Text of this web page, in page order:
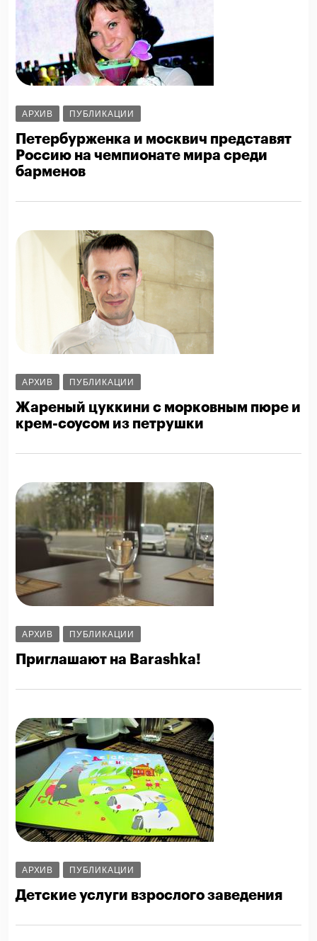
АРХИВ ПУБЛИКАЦИИ
Петербурженка и москвич представят
Россию на чемпионате мира среди
барменов
АРХИВ ПУБЛИКАЦИИ
Жареный цуккини с морковным пюре и
крем-соусом из петрушки
АРХИВ ПУБЛИКАЦИИ
Приглашают на Barashka!
АРХИВ ПУБЛИКАЦИИ
Детские услуги взрослого заведения